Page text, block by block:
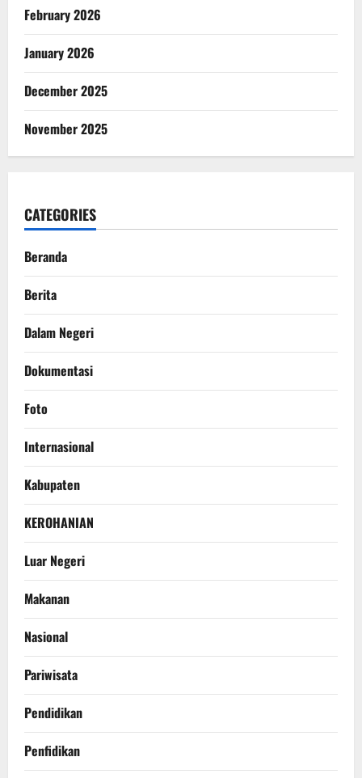
February 2026
January 2026
December 2025
November 2025
CATEGORIES
Beranda
Berita
Dalam Negeri
Dokumentasi
Foto
Internasional
Kabupaten
KEROHANIAN
Luar Negeri
Makanan
Nasional
Pariwisata
Pendidikan
Penfidikan